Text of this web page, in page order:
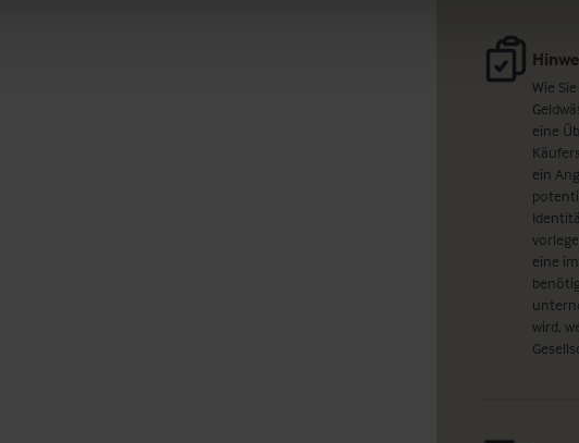
Wie
eine
ein
eine
wird,